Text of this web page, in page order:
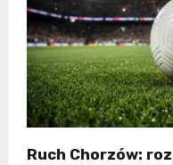
Ruch Chorzów: